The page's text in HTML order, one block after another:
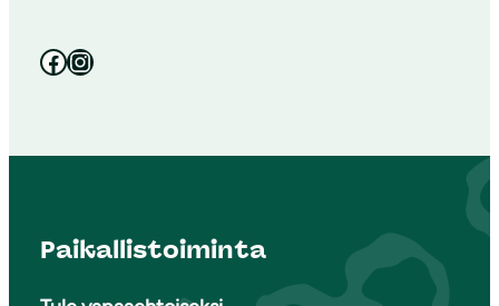
Facebook Instagram
Paikallistoiminta